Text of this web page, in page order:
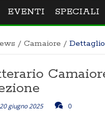
EVENTI SPECIALI
/ Camaiore / Dettaglio
giugno 2025 0